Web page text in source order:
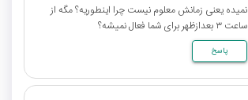
نمیده یعنی زمانش معلوم نیست چرا اینطوریه؟ مگه از
ساعت ۳ بعدازظهر برای شما فعال نمیشه؟
پاسخ